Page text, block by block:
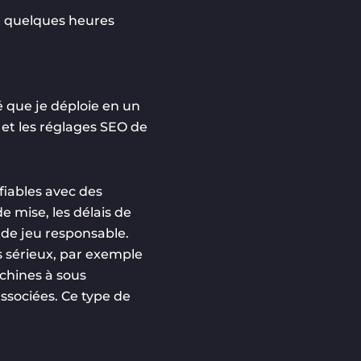
heures
que je déploie en un
les réglages SEO de
avec des
mise, les délais de
jeu responsable.
par exemple
à sous
Ce type de